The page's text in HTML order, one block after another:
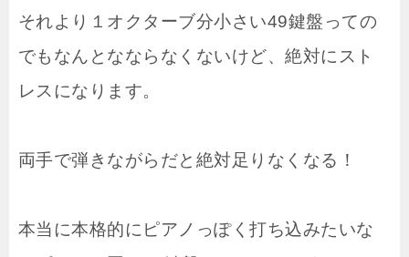
それより１オクターブ分小さい49鍵盤っての
でもなんとなならなくないけど、絶対にスト
レスになります。
両手で弾きながらだと絶対足りなくなる！
本当に本格的にピアノっぽく打ち込みたいな